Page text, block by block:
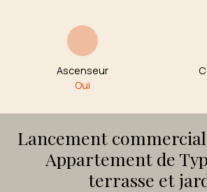
Ascenseur
Oui
Lancement
Appartement de
terrasse et